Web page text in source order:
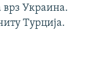
врз Украина.
Турција.